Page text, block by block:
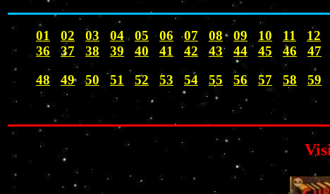
01 02 03 04 05 06 07 08 09 10 11 12
36
37 38 39 40 41 42 43 44 45 46
47
48
49 50 51 52 53 54 55 56 57 58 59